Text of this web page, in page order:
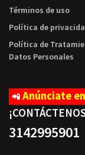
Términos de uso
Política de
Política de
Datos Personales
📲 Anúnciate
3142995901